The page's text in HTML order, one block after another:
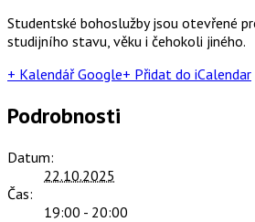
Studentské bohoslužby jsou otevřené
studijního stavu, věku i čehokoli jiného.
+ Kalendář Google+ Přidat do iCalendar
Podrobnosti
Datum:
22.10.2025
Čas:
19:00 - 20:00